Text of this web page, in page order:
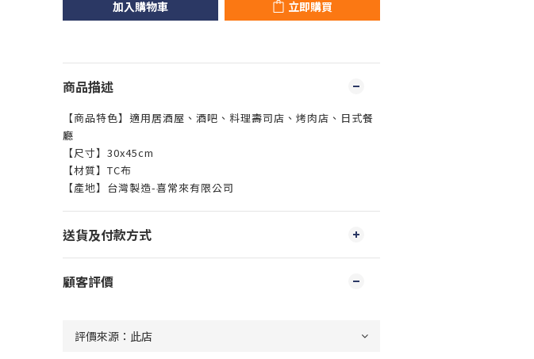
加入購物車 立即購買
商品描述
【商品特色】適用居酒屋、酒吧、料理壽司店、烤肉店、日式餐
廳
【尺寸】30x45cm
【材質】TC布
【產地】台灣製造-喜常來有限公司
送貨及付款方式
顧客評價